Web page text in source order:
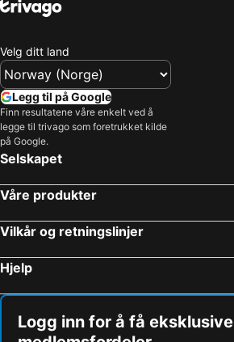
Velg ditt land
Legg til på Google
Finn resultatene våre enkelt ved å
legge til trivago som foretrukket kilde
på Google.
Selskapet
Våre produkter
Vilkår og retningslinjer
Hjelp
Logg inn for å få eksklusive